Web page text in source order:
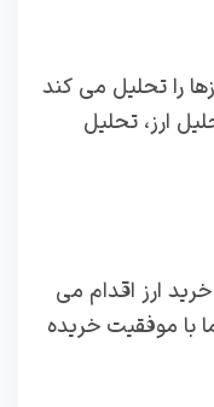
را تحلیل می کند
ارز، تحلیل
ارز اقدام می
با موفقیت خریده